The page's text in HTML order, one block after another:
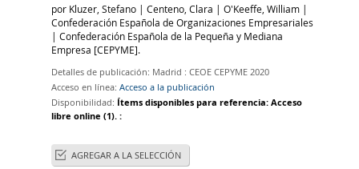
por Kluzer, Stefano |Centeno, Clara |O'Keeffe, William |
|Confederación Española de la Pequeña y Mediana
Empresa [CEPYME].
Detalles de publicación: Madrid : CEOE CEPYME 2020
Acceso en línea:Acceso a la publicación
Disponibilidad: Ítems disponibles para referencia:Acceso
libre online (1).:
AGREGAR A LA SELECCIÓN